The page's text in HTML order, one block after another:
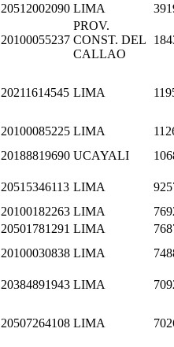
20512002090 LIMA
20100055237
PROV.
CONST. DEL
CALLAO
20211614545 LIMA
20100085225 LIMA
20188819690 UCAYALI
20515346113 LIMA
20100182263 LIMA
20501781291 LIMA
20100030838 LIMA
20384891943 LIMA
20507264108 LIMA